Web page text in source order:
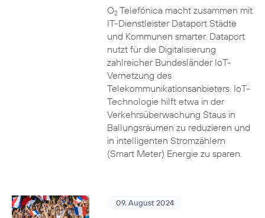
O2Telefónica macht zusammen mit
IT-Dienstleister Dataport Städte
und Kommunen smarter. Dataport
nutzt für die Digitalisierung
zahlreicher Bundesländer IoT-
Vernetzung des
Telekommunikationsanbieters. IoT-
Technologie hilft etwa in der
Verkehrsüberwachung Staus in
Ballungsräumen zu reduzieren und
in intelligenten Stromzählern
(Smart Meter) Energie zu sparen.
09. August 2024